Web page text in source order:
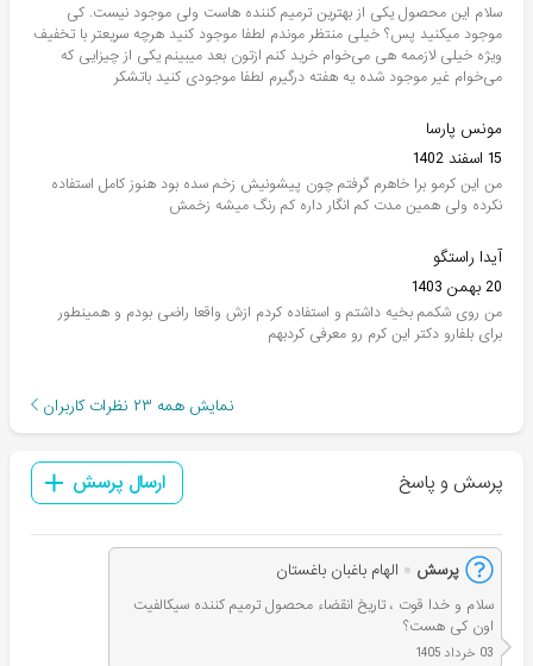
سلام این محصول یکی از بهترین ترمیم کننده هاست ولی موجود نیست. کی
موجود میکنید پس؟ خیلی منتظر موندم لطفا موجود کنید هرچه سریعتر با تخفیف
ویژه خیلی لازممه هی می‌خوام خرید کنم ازتون بعد میبینم یکی از چیزایی که
می‌خوام غیر موجود شده یه هفته درگیرم لطفا موجودی کنید باتشکر
مونس پارسا
15 اسفند 1402
من این کرمو برا خاهرم گرفتم چون پیشونیش زخم سده بود هنوز کامل استفاده
نکرده ولی همین مدت کم انگار داره کم رنگ میشه زخمش
آیدا راستگو
20 بهمن 1403
من روی شکمم بخیه داشتم و استفاده کردم ازش واقعا راضی بودم و همینطور
برای بلفارو دکتر این کرم رو معرفی کردبهم
نمایش همه ۲۳ نظرات کاربران
پرسش و پاسخ ارسال پرسش
پرسش الهام باغبان باغستان
سلام و خدا قوت ، تاریخ انقضاء محصول ترمیم کننده سیکالفیت
اون کی هست؟
03 خرداد 1405